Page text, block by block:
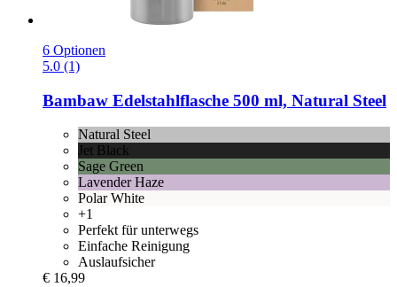
6 Optionen
5.0 (1)
Bambaw Edelstahlflasche 500 ml, Natural Steel
Natural Steel
Jet Black
Sage Green
Lavender Haze
Polar White
+1
Perfekt für unterwegs
Einfache Reinigung
Auslaufsicher
€ 16,99